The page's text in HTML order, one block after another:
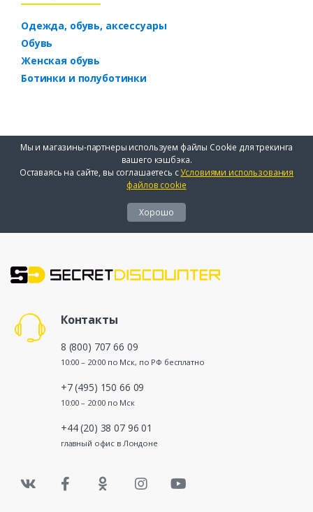
Одежда, обувь, аксессуары
Обувь
Женская обувь
Ботинки и полуботинки
Мы и магазины-партнеры используем файлы Cookie для трекинга
вашего кэшбэка.
Оставаясь на сайте, вы соглашаетесь сУсловиями использования
файлов cookie
Хорошо
Контакты
8 (800) 707 66 09
10:00 – 20:00 по Мск, по РФ бесплатно
+7 (495) 150 66 09
10:00 – 20:00 по Мск
+44 (20) 38 07 96 01
главный офис в Лондоне